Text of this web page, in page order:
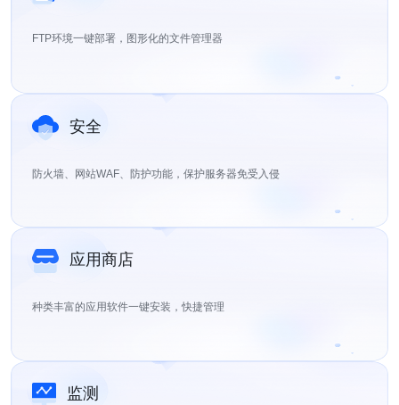
FTP环境一键部署，图形化的文件管理器
安全
防火墙、网站WAF、防护功能，保护服务器免受入侵
应用商店
种类丰富的应用软件一键安装，快捷管理
监测